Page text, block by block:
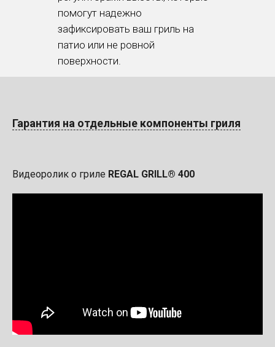
помогут надежно
зафиксировать ваш гриль на
патио или не ровной
поверхности.
Гарантия на отдельные компоненты гриля
Видеоролик о гриле REGAL GRILL® 400